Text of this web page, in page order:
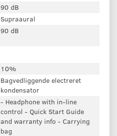
90 dB
Supraaural
90 dB
10%
Bagvedliggende electreret
kondensator
- Headphone with in-line
control - Quick Start Guide
and warranty info - Carrying
bag